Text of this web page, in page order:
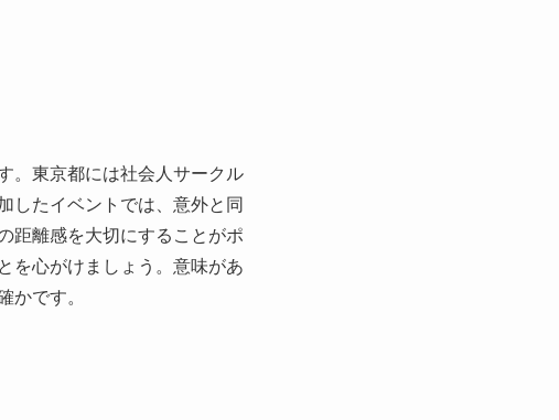
。東京都には社会人サークル
したイベントでは、意外と同
距離感を大切にすることがポ
を心がけましょう。意味があ
かです。